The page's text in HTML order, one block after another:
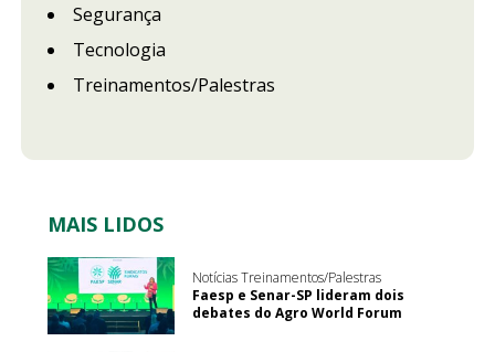
Segurança
Tecnologia
Treinamentos/Palestras
MAIS LIDOS
Notícias Treinamentos/Palestras
Faesp e Senar-SP lideram dois
debates do Agro World Forum